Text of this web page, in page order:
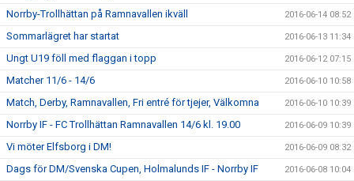
Norrby-Trollhättan på Ramnavallen ikväll 2016-06-14 08:52
Sommarlägret har startat 2016-06-13 11:34
Ungt U19 föll med flaggan i topp 2016-06-12 07:15
Matcher 11/6 - 14/6 2016-06-10 10:58
Match, Derby, Ramnavallen, Fri entré för tjejer, Välkomna 2016-06-10 10:39
Norrby IF - FC Trollhättan Ramnavallen 14/6 kl. 19.00 2016-06-09 10:39
Vi möter Elfsborg i DM! 2016-06-09 08:32
Dags för DM/Svenska Cupen, Holmalunds IF - Norrby IF 2016-06-08 10:04